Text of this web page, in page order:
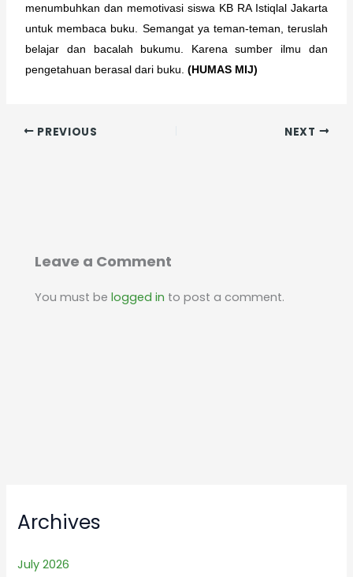
menumbuhkan dan memotivasi siswa KB RA Istiqlal Jakarta
untuk membaca buku. Semangat ya teman-teman, teruslah
belajar dan bacalah bukumu. Karena sumber ilmu dan
pengetahuan berasal dari buku. (HUMAS MIJ)
PREVIOUS NEXT
Leave a Comment
You must belogged in to post a comment.
Archives
July 2026